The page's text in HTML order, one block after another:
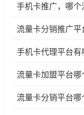
手机卡推广，哪个
流量卡分销推广
手机卡代理平台有
流量卡加盟平台哪
流量卡分销平台哪